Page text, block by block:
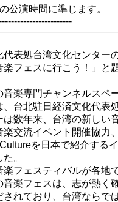
公演時間に準じます。
代表処台湾文化センター
楽フェスに行こう！」と
音楽専門チャンネルスペ
、台北駐日経済文化代表
は数年来、台湾の新しい
楽交流イベント開催協力
を日本で紹介する
。
楽フェスティバルが各地
音楽フェスは、志が熱く
されており、台湾ならで